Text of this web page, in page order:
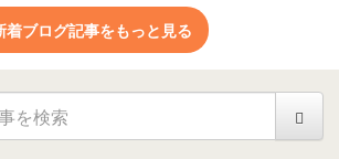
着ブログ記事をもっと見る